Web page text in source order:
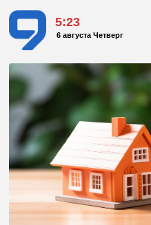
5:23
6 августа Четверг